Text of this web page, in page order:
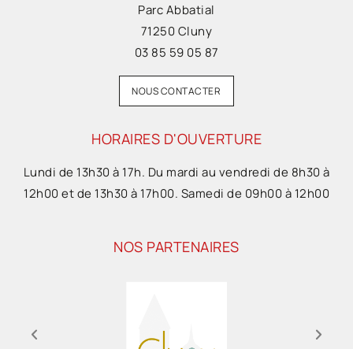
Parc Abbatial
71250 Cluny
03 85 59 05 87
NOUS CONTACTER
HORAIRES D'OUVERTURE
Lundi de 13h30 à 17h. Du mardi au vendredi de 8h30 à
12h00 et de 13h30 à 17h00. Samedi de 09h00 à 12h00
NOS PARTENAIRES